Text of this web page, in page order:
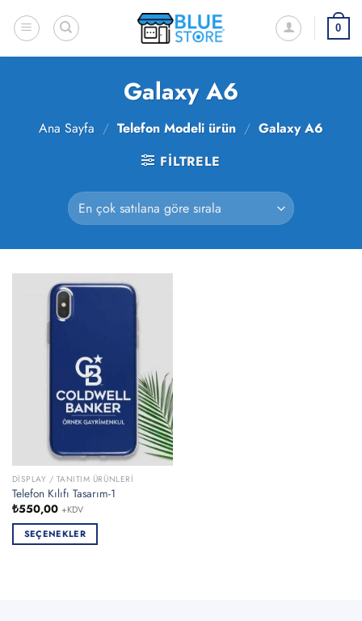
atla
0
Galaxy A6
Ana Sayfa / Telefon Modeli ürün / Galaxy A6
FILTRELE
DISPLAY / TANITIM ÜRÜNLERI
Telefon Kılıfı Tasarım-1
₺550,00 +KDV
SEÇENEKLER